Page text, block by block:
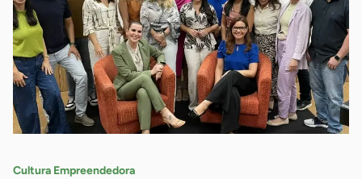
Cultura Empreendedora